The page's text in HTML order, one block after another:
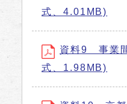
式、4.01MB)
資料9 事業
式、1.98MB)